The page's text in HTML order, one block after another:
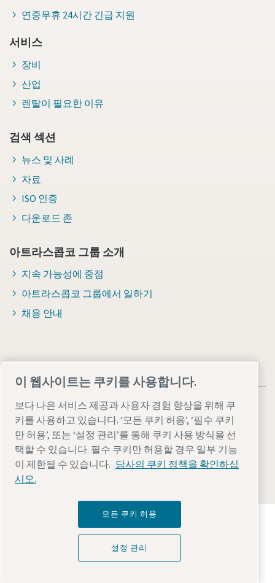
연중무휴 24시간 긴급 지원
서비스
장비
산업
렌탈이 필요한 이유
검색 섹션
뉴스 및 사례
자료
ISO 인증
다운로드 존
아트라스콥코 그룹 소개
지속 가능성에 중점
아트라스콥코 그룹에서 일하기
채용 안내
법률 및 개인 정보 참고 사항설정 관리접근성 사이트 맵
© 2026 Atlas Copco AB
Atlas Copco Group이 어떻게 기술로 미래를 변화시
키는지 확인해 보세요.
Atlas Copco Group 웹사이트 방문하기
이 웹사이트는 쿠키를 사용합니다.
보다 나은 서비스 제공과 사용자 경험 향상을 위해 쿠
키를 사용하고 있습니다. ‘모든 쿠키 허용’, ‘필수 쿠키
만 허용’, 또는 ‘설정 관리’를 통해 쿠키 사용 방식을 선
택할 수 있습니다. 필수 쿠키만 허용할 경우 일부 기능
이 제한될 수 있습니다. 당사의 쿠키 정책을 확인하십
시오.
모든 쿠키 허용
설정 관리